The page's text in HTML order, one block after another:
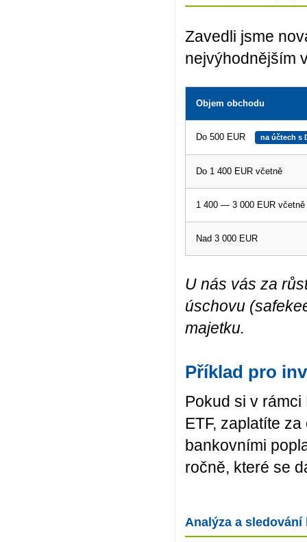
Zavedli jsme
nejvýhodnějším
Objem obchodu
Do 500 EUR na účtech s
Do 1 400 EUR včetně
1 400 — 3 000 EUR včetně
Nad 3 000 EUR
U nás vás za
úschovu
majetku.
Příklad pro
Pokud si v
ETF, zaplatíte
bankovními
ročně, které se
Analýza a sledování